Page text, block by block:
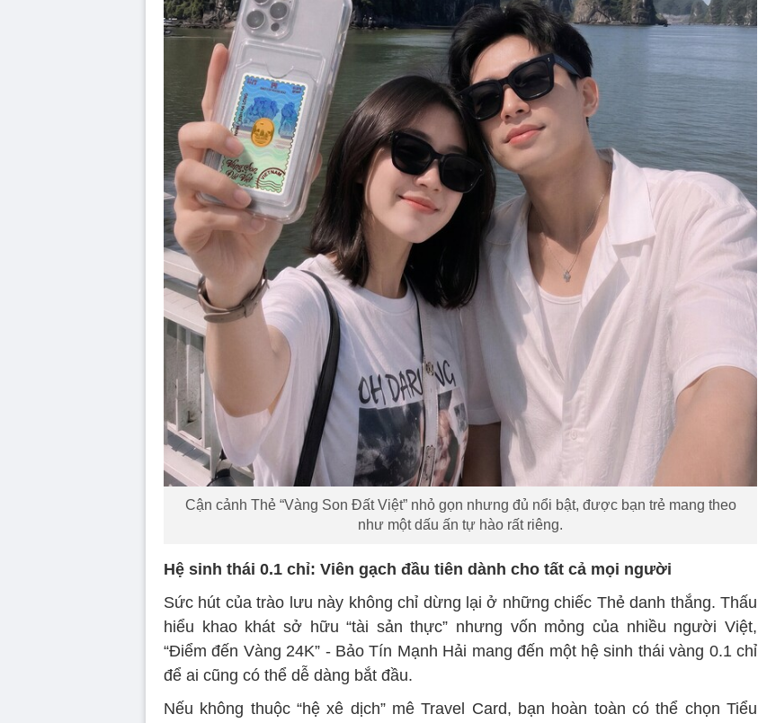
Cận cảnh Thẻ “Vàng Son Đất Việt” nhỏ gọn nhưng đủ nổi bật, được bạn trẻ mang theo
như một dấu ấn tự hào rất riêng.
Hệ sinh thái 0.1 chỉ: Viên gạch đầu tiên dành cho tất cả mọi người
Sức hút của trào lưu này không chỉ dừng lại ở những chiếc Thẻ danh thắng. Thấu
hiểu khao khát sở hữu “tài sản thực” nhưng vốn mỏng của nhiều người Việt,
“Điểm đến Vàng 24K” - Bảo Tín Mạnh Hải mang đến một hệ sinh thái vàng 0.1 chỉ
để ai cũng có thể dễ dàng bắt đầu.
Nếu không thuộc “hệ xê dịch” mê Travel Card, bạn hoàn toàn có thể chọn Tiểu